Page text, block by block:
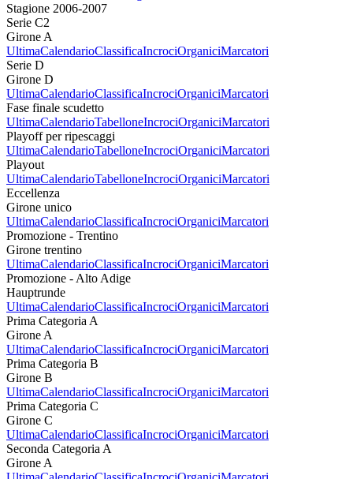
Stagione 2006-2007
Serie C2
Girone A
UltimaCalendarioClassificaIncrociOrganiciMarcatori
Serie D
Girone D
UltimaCalendarioClassificaIncrociOrganiciMarcatori
Fase finale scudetto
UltimaCalendarioTabelloneIncrociOrganiciMarcatori
Playoff per ripescaggi
UltimaCalendarioTabelloneIncrociOrganiciMarcatori
Playout
UltimaCalendarioTabelloneIncrociOrganiciMarcatori
Eccellenza
Girone unico
UltimaCalendarioClassificaIncrociOrganiciMarcatori
Promozione - Trentino
Girone trentino
UltimaCalendarioClassificaIncrociOrganiciMarcatori
Promozione - Alto Adige
Hauptrunde
UltimaCalendarioClassificaIncrociOrganiciMarcatori
Prima Categoria A
Girone A
UltimaCalendarioClassificaIncrociOrganiciMarcatori
Prima Categoria B
Girone B
UltimaCalendarioClassificaIncrociOrganiciMarcatori
Prima Categoria C
Girone C
UltimaCalendarioClassificaIncrociOrganiciMarcatori
Seconda Categoria A
Girone A